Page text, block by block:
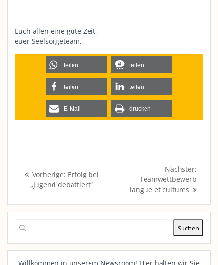
Euch allen eine gute Zeit,
euer Seelsorgeteam.
teilen teilen
teilen teilen
E-Mail drucken
Vorherige: Vorheriger
Beitrag:
Erfolg bei
„Jugend debattiert”
Nächster:
Teamwettbewerb
langue et cultures
Suchen
Willkommen in unserem Newsroom! Hier halten wir Sie